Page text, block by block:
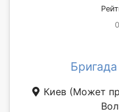
Киев (Может